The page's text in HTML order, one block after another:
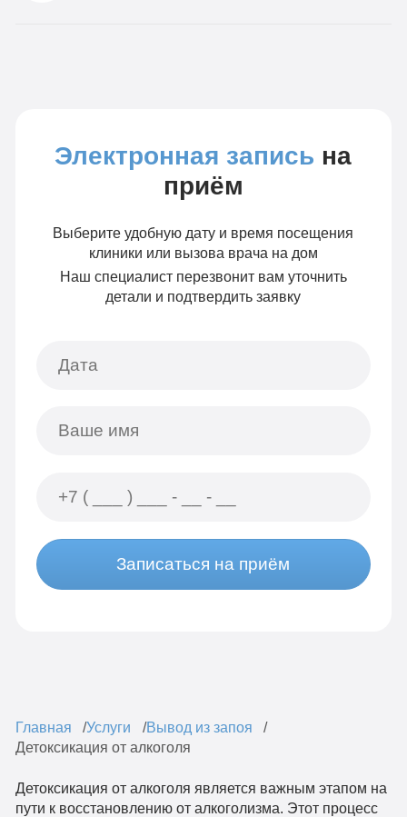
Электронная запись на
приём
Выберите удобную дату и время посещения
клиники или вызова врача на дом
Наш специалист перезвонит вам уточнить
детали и подтвердить заявку
Записаться на приём
Главная Услуги
Вывод из запоя
Детоксикация от алкоголя
Детоксикация от алкоголя является важным этапом на
пути к восстановлению от алкоголизма. Этот процесс